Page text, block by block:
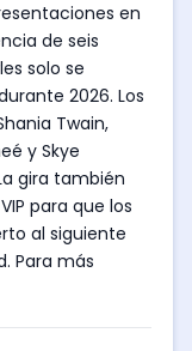
en
de seis
solo se
2026. Los
Twain,
y Skye
gira también
para que los
al siguiente
Para más